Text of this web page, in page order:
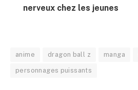
nerveux chez les jeunes
anime dragon ball z manga
personnages puissants